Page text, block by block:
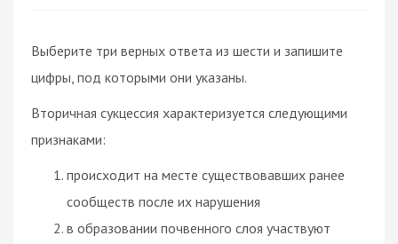
Выберите три верных ответа из шести и запишите
цифры, под которыми они указаны.
Вторичная сукцессия характеризуется следующими
признаками:
происходит на месте существовавших ранее
сообществ после их нарушения
в образовании почвенного слоя участвуют